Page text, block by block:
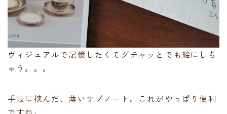
ヴィジュアルで記憶したくてグチャッとでも絵にしち
ゃう。。。
手帳に挟んだ、薄いサブノート。これがやっぱり便利